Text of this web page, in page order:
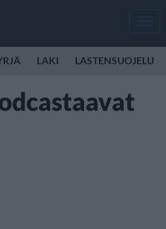
LAKI LASTENSUOJELU